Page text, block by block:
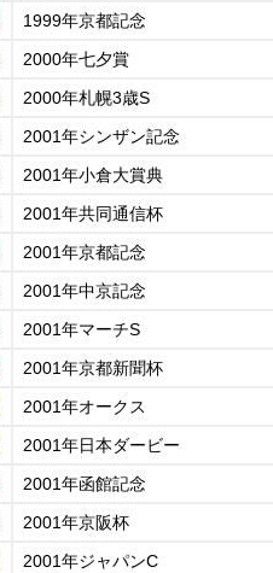
1999年京都記念
2000年七夕賞
2000年札幌3歳S
2001年シンザン記念
2001年小倉大賞典
2001年共同通信杯
2001年京都記念
2001年中京記念
2001年マーチS
2001年京都新聞杯
2001年オークス
2001年日本ダービー
2001年函館記念
2001年京阪杯
2001年ジャパンC